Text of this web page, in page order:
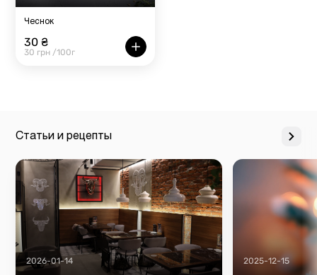
Чеснок
30 ₴
30 грн /100г
Статьи и рецепты
2026-01-14 2025-12-15